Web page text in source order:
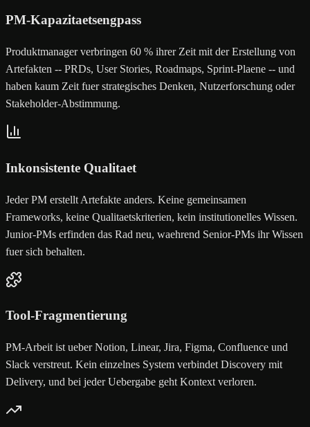
PM-Kapazitaetsengpass
Produktmanager verbringen 60 % ihrer Zeit mit der Erstellung von
Artefakten -- PRDs, User Stories, Roadmaps, Sprint-Plaene -- und
haben kaum Zeit fuer strategisches Denken, Nutzerforschung oder
Stakeholder-Abstimmung.
Inkonsistente Qualitaet
Jeder PM erstellt Artefakte anders. Keine gemeinsamen
Frameworks, keine Qualitaetskriterien, kein institutionelles Wissen.
Junior-PMs erfinden das Rad neu, waehrend Senior-PMs ihr Wissen
fuer sich behalten.
Tool-Fragmentierung
PM-Arbeit ist ueber Notion, Linear, Jira, Figma, Confluence und
Slack verstreut. Kein einzelnes System verbindet Discovery mit
Delivery, und bei jeder Uebergabe geht Kontext verloren.